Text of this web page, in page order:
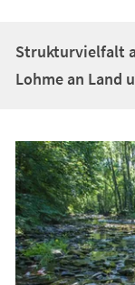
Strukturvielfalt
Lohme an Land